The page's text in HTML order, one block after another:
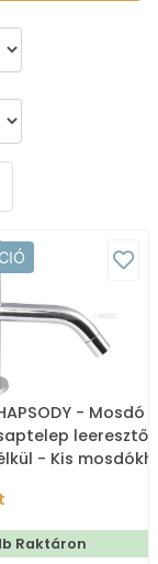
- Mosdó
leeresztő
- Kis
Raktáron